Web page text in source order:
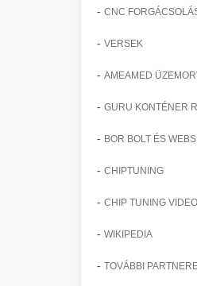
- CNC
- VERSEK
- AMEAMED
- GURU KONTÉNER
- BOR BOLT ÉS
- CHIPTUNING
- CHIP TUNING VIDEO
- WIKIPEDIA
- TOVÁBBI